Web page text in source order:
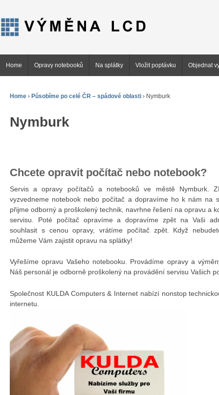
Home Opravy notebooků Na splátky Vložit poptávku Objednat
Home › Působíme po celé ČR – spádové oblasti › Nymburk
Nymburk
Chcete opravit počítač nebo notebook?
Servis a opravy počítačů a notebooků ve městě Nymburk.
vyzvedneme notebook nebo počítač a dopravíme ho k nám na
přijme odborný a proškolený technik, navrhne řešení na opravu a
servisu. Poté počítač opravíme a dopravíme zpět na Vaši
souhlasit s cenou opravy, vrátíme počítač zpět. Když
můžeme Vám zajistit opravu na splátky!
Vyřešíme opravu Vašeho notebooku. Provádíme opravy a
Náš personál je odborně proškolený na provádění servisu Vašich
Společnost KULDA Computers & Internet nabízí nonstop
internetu.